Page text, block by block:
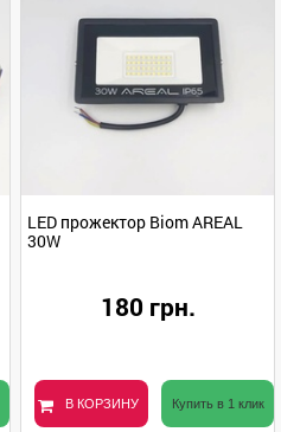
LED прожектор Biom AREAL
30W
180 грн.
В КОРЗИНУ Купить в 1 клик